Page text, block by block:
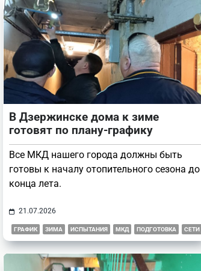
В Дзержинске дома к зиме
готовят по плану-графику
Все МКД нашего города должны быть
готовы к началу отопительного сезона до
конца лета.
21.07.2026
ГРАФИК ЗИМА ИСПЫТАНИЯ МКД ПОДГОТОВКА СЕТИ